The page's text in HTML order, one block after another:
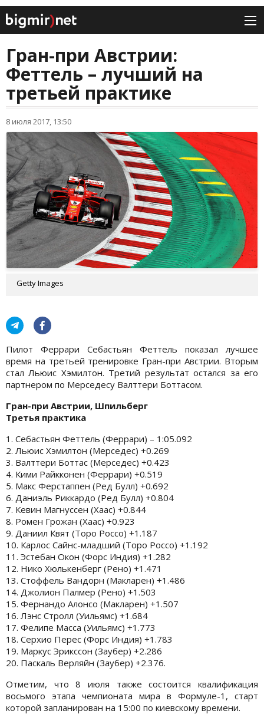
Гран-при Австрии:
Феттель – лучший на
третьей практике
8 июля 2017, 13:50
Getty Images
Пилот Феррари Себастьян Феттель показал лучшее
время на третьей тренировке Гран-при Австрии. Вторым
стал Льюис Хэмилтон. Третий результат остался за его
партнером по Мерседесу Валттери Боттасом.
Гран-при Австрии, Шпильберг
Третья практика
1. Себастьян Феттель (Феррари) – 1:05.092
2. Льюис Хэмилтон (Мерседес) +0.269
3. Валттери Боттас (Мерседес) +0.423
4. Кими Райкконен (Феррари) +0.519
5. Макс Ферстаппен (Ред Булл) +0.692
6. Даниэль Риккардо (Ред Булл) +0.804
7. Кевин Магнуссен (Хаас) +0.844
8. Ромен Грожан (Хаас) +0.923
9. Даниил Квят (Торо Россо) +1.187
10. Карлос Сайнс-младший (Торо Россо) +1.192
11. Эстебан Окон (Форс Индия) +1.282
12. Нико Хюлькенберг (Рено) +1.471
13. Стоффель Вандорн (Макларен) +1.486
14. Джолион Палмер (Рено) +1.503
15. Фернандо Алонсо (Макларен) +1.507
16. Лэнс Стролл (Уильямс) +1.684
17. Фелипе Масса (Уильямс) +1.773
18. Серхио Перес (Форс Индия) +1.783
19. Маркус Эрикссон (Заубер) +2.286
20. Паскаль Верляйн (Заубер) +2.376.
Отметим, что 8 июля также состоится квалификация
восьмого этапа чемпионата мира в Формуле-1, старт
которой запланирован на 15:00 по киевскому времени.